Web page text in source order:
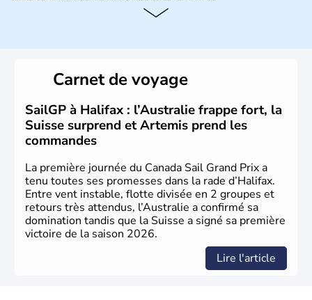
territoire de la ville de Québec, le Canada passe ensuite
sous le contrôle des Britanniques. L'indépendance du
pays a été obtenue au cours d'un long processus qui s'est
étalé de 1867 à 1982. Le peuple autochtone des Inuits,
aujourd'hui appelé Eskimos, n'est découvert qu'au début
du XXème siècle lors d'une expédition dans le Grand
Nord.
Carnet de voyage
SailGP à Halifax : l’Australie frappe fort, la
Suisse surprend et Artemis prend les
commandes
La première journée du Canada Sail Grand Prix a
tenu toutes ses promesses dans la rade d’Halifax.
Entre vent instable, flotte divisée en 2 groupes et
retours très attendus, l’Australie a confirmé sa
domination tandis que la Suisse a signé sa première
victoire de la saison 2026.
Lire l'article